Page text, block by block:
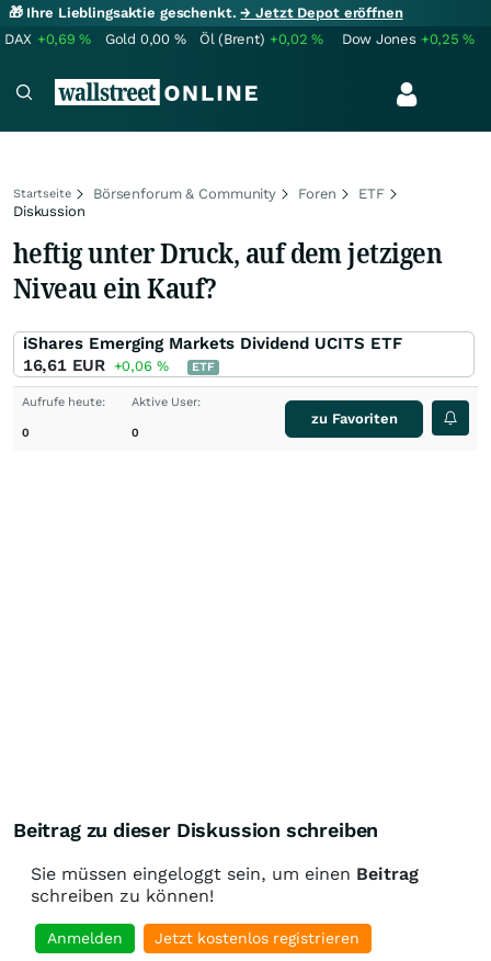
🎁 Ihre Lieblingsaktie geschenkt.→ Jetzt Depot eröffnen
DAX +0,69% Gold 0,00 % Öl (Brent) +0,02% Dow Jones +0,25%
Startseite Börsenforum & Community Foren
ETF
Diskussion
heftig unter Druck, auf dem jetzigen
Niveau ein Kauf?
iShares Emerging Markets Dividend UCITS ETF
16,61 EUR +0,06 % ETF
Aufrufe heute:
0
Aktive User:
0
zu Favoriten
Beitrag zu dieser Diskussion schreiben
Sie müssen eingeloggt sein, um einen Beitrag
schreiben zu können!
Anmelden Jetzt kostenlos registrieren